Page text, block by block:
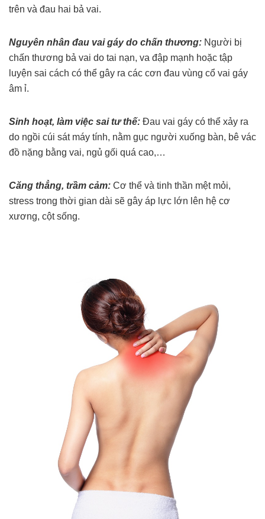
trên và đau hai bả vai.
Nguyên nhân đau vai gáy do chấn thương: Người bị
chấn thương bả vai do tai nạn, va đập mạnh hoặc tập
luyện sai cách có thể gây ra các cơn đau vùng cổ vai gáy
âm ỉ.
Sinh hoạt, làm việc sai tư thế: Đau vai gáy có thể xảy ra
do ngồi cúi sát máy tính, nằm gục người xuống bàn, bê vác
đồ nặng bằng vai, ngủ gối quá cao,…
Căng thẳng, trầm cảm: Cơ thể và tinh thần mệt mỏi,
stress trong thời gian dài sẽ gây áp lực lớn lên hệ cơ
xương, cột sống.